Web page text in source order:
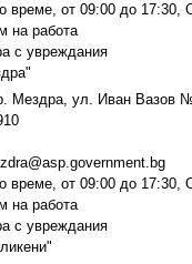
време, от 09:00 до
на работа
с увреждания
Мездра, ул. Иван Вазов
време, от 09:00 до
на работа
с увреждания